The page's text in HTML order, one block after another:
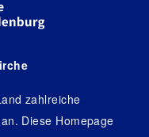
zahlreiche
Diese Homepage